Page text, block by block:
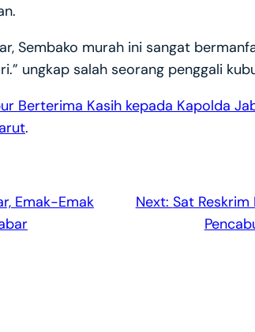
Sembako murah ini sangat
ungkap salah seorang penggali
Berterima Kasih kepada Kapolda
.
Emak-Emak
Next: Sat Reskrim